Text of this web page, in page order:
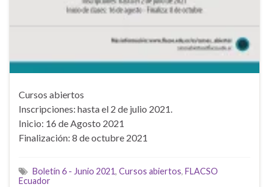
Cursos abiertos
Inscripciones: hasta el 2 de julio 2021.
Inicio: 16 de Agosto 2021
Finalización: 8 de octubre 2021
Boletín 6 - Junio 2021, Cursos abiertos, FLACSO
Ecuador